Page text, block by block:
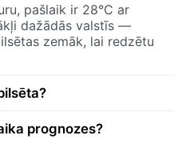
pašlaik ir 28°C ar
dažādās valstīs —
zemāk, lai redzētu
prognozes?